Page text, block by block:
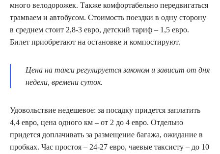
много велодорожек. Также комфортабельно передвигаться
трамваем и автобусом. Стоимость поездки в одну сторону
в среднем стоит 2,8-3 евро, детский тариф – 1,5 евро.
Билет приобретают на остановке и компостируют.
Цена на такси регулируется законом и зависит от дня
недели, времени суток.
Удовольствие недешевое: за посадку придется заплатить
4,4 евро, цена одного км – от 2 до 4 евро. Отдельно
придется доплачивать за размещение багажа, ожидание в
пробках. Час простоя – 24-27 евро, чаевые таксисту – до 10